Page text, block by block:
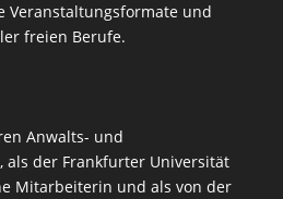
Veranstaltungsformate und
freien Berufe.
Anwalts- und
als der Frankfurter Universität
Mitarbeiterin und als von der